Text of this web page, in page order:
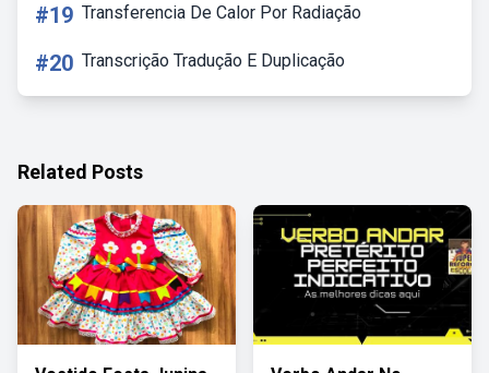
#19 Transferencia De Calor Por Radiação
#20 Transcrição Tradução E Duplicação
Related Posts